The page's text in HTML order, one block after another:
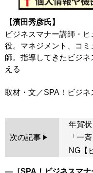
【濱田秀彦氏】
ビジネスマナー講師・
役。マネジメント、コ
師。指導してきたビジ
える
次の記事
年賀
「一
NG【
―［SPA！ビジネスマナ